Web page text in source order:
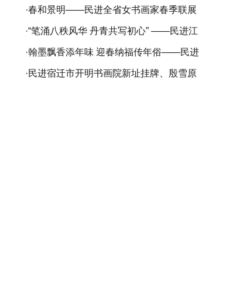
展开幕
展挥春活动
·春和景明——民进全省女书画家春季联展
在宁开幕
·“笔涌八秩风华 丹青共写初心” ——民进江
苏省委会庆祝中国民主促进会成立80周年
书画精品展在苏州开幕
·翰墨飘香添年味 迎春纳福传年俗——民进
仪征市委会开展乙巳（2025）“春联万家•
·民进宿迁市开明书画院新址挂牌、殷雪原